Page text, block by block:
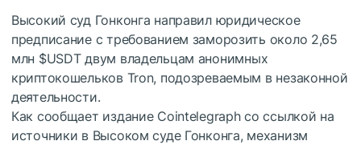
Высокий суд Гонконга направил юридическое
предписание с требованием заморозить около 2,65
млн $USDTдвум владельцам анонимных
криптокошельков Tron, подозреваемым в незаконной
деятельности.
Как сообщает издание Cointelegraph со ссылкой на
источники в Высоком суде Гонконга, механизм